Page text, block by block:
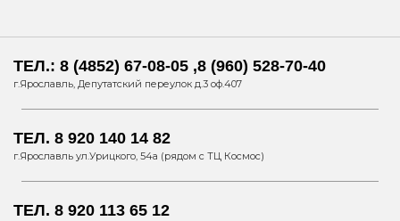
ТЕЛ.: 8 (4852) 67-08-05 ,8 (960) 528-70-40
г.Ярославль, Депутатский переулок д.3 оф.407
ТЕЛ. 8 920 140 14 82
г.Ярославль ул.Урицкого, 54а (рядом с ТЦ Космос)
ТЕЛ. 8 920 113 65 12